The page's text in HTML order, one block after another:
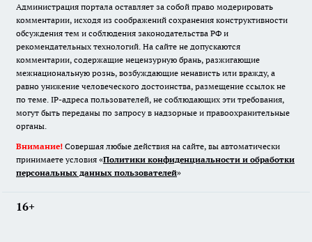
Администрация портала оставляет за собой право модерировать
комментарии, исходя из соображений сохранения конструктивности
обсуждения тем и соблюдения законодательства РФ и
рекомендательных технологий. На сайте не допускаются
комментарии, содержащие нецензурную брань, разжигающие
межнациональную рознь, возбуждающие ненависть или вражду, а
равно унижение человеческого достоинства, размещение ссылок не
по теме. IP-адреса пользователей, не соблюдающих эти требования,
могут быть переданы по запросу в надзорные и правоохранительные
органы.
Внимание! Совершая любые действия на сайте, вы автоматически
принимаете условия «Политики конфиденциальности и обработки
персональных данных пользователей»
16+